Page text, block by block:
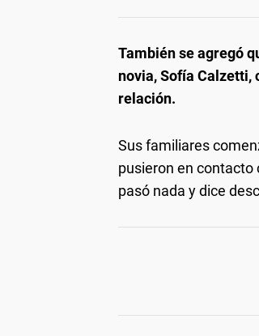
También se agregó
novia, Sofía Calzetti,
relación.
Sus familiares
pusieron en contacto
pasó nada y dice